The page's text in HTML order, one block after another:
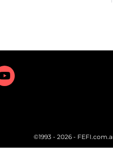
©1993 - 2026 -